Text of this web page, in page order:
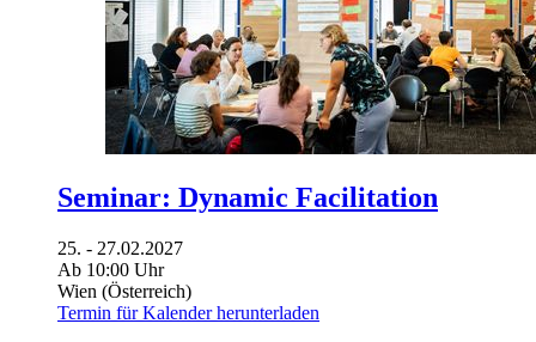
Seminar: Dynamic Facilitation
25. - 27.02.2027
Ab 10:00 Uhr
Wien (Österreich)
Termin für Kalender herunterladen